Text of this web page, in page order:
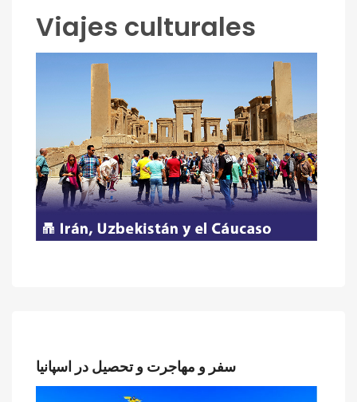
Viajes culturales
سفر و مهاجرت و تحصیل در اسپانیا